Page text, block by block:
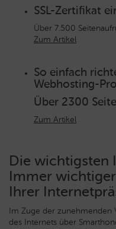
SSL-Zertifikat
Über 7.500
Zum Artikel
So einfach
Webhosting-
Über 2300
Zum Artikel
Die wichtigsten
Immer
Ihrer
Im Zuge der zunehmenden
des Internets über